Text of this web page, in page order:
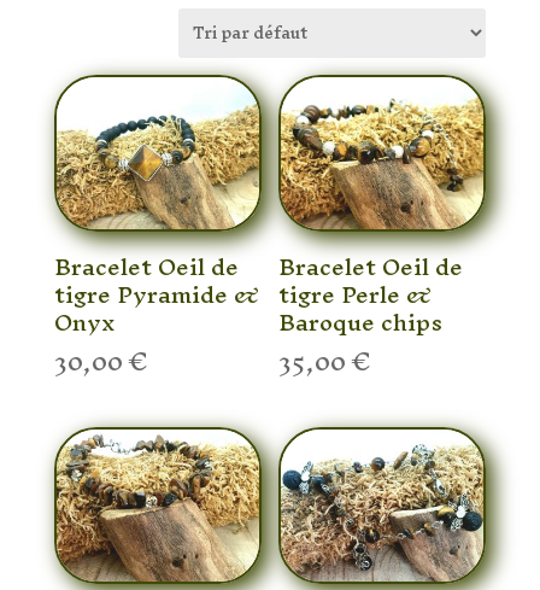
Bracelet Oeil de
tigre Pyramide &
Onyx
30,00€
Bracelet Oeil de
tigre Perle &
Baroque chips
35,00€